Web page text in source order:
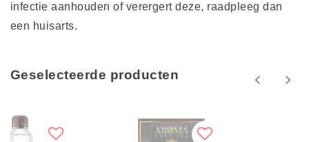
infectie aanhouden of verergert deze, raadpleeg dan
een huisarts.
Geselecteerde producten